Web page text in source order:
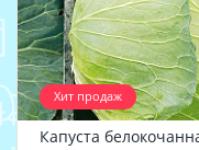
Хит продаж
Капуста